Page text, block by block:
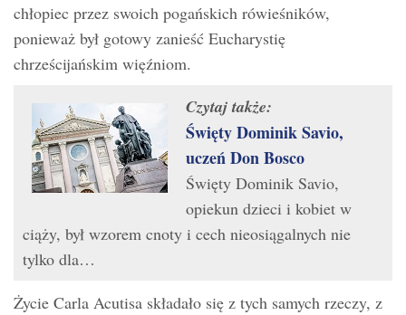
chłopiec przez swoich pogańskich rówieśników,
ponieważ był gotowy zanieść Eucharystię
chrześcijańskim więźniom.
Czytaj także:
Święty Dominik Savio,
uczeń Don Bosco
Święty Dominik Savio,
opiekun dzieci i kobiet w
ciąży, był wzorem cnoty i cech nieosiągalnych nie
tylko dla…
Życie Carla Acutisa składało się z tych samych rzeczy, z